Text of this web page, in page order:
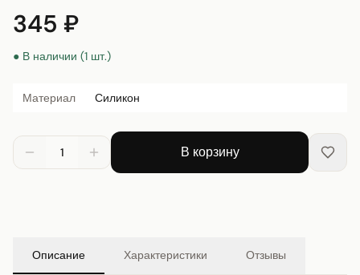
345 ₽
● В наличии (1 шт.)
Материал Силикон
1 В корзину
Описание Характеристики Отзывы